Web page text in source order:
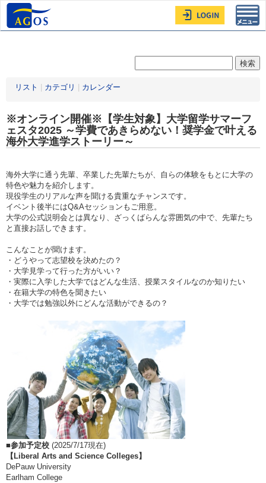
リスト カテゴリ カレンダー
※オンライン開催※【学生対象】大学留学サマーフ
ェスタ2025 ～学費であきらめない！奨学金で叶える
海外大学進学ストーリー～
海外大学に通う先輩、卒業した先輩たちが、自らの体験をもとに大学の
特色や魅力を紹介します。
現役学生のリアルな声を聞ける貴重なチャンスです。
イベント後半にはQ&Aセッションもご用意。
大学の公式説明会とは異なり、ざっくばらんな雰囲気の中で、先輩たち
と直接お話しできます。
こんなことが聞けます。
・どうやって志望校を決めたの？
・大学見学って行った方がいい？
・実際に入学した大学ではどんな生活、授業スタイルなのか知りたい
・在籍大学の特色を聞きたい
・大学では勉強以外にどんな活動ができるの？
■参加予定校 (2025/7/17現在)
【Liberal Arts and Science Colleges】
DePauw University
Earlham College